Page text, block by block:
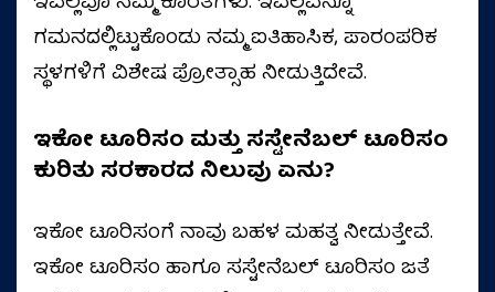
ಗಮನದಲ್ಲಿಟ್ಟುಕೊಂಡು ನಮ್ಮ ಐತಿಹಾಸಿಕ, ಪಾರಂಪರಿಕ
ಸ್ಥಳಗಳಿಗೆ ವಿಶೇಷ ಪ್ರೋತ್ಸಾಹ ನೀಡುತ್ತಿದೇವೆ.
ಇಕೋ ಟೂರಿಸಂ ಮತ್ತು ಸಸ್ಟೇನೆಬಲ್ ಟೂರಿಸಂ
ಕುರಿತು ಸರಕಾರದ ನಿಲುವು ಏನು?
ಇಕೋ ಟೂರಿಸಂಗೆ ನಾವು ಬಹಳ ಮಹತ್ವ ನೀಡುತ್ತೇವೆ.
ಇಕೋ ಟೂರಿಸಂ ಹಾಗೂ ಸಸ್ಟೇನೆಬಲ್ ಟೂರಿಸಂ ಜತೆ